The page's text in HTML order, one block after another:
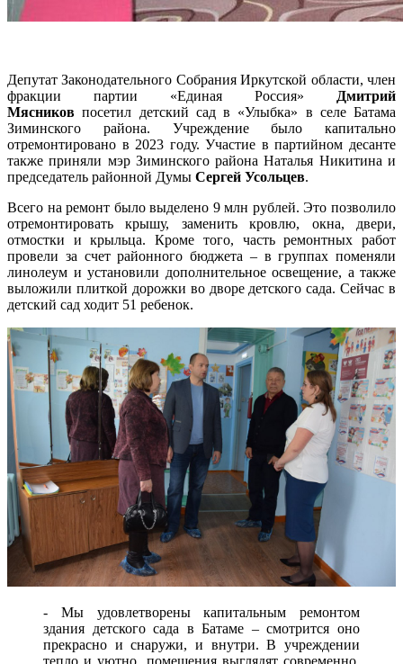
Депутат Законодательного Собрания Иркутской области, член
фракции партии «Единая Россия»
Дмитрий
Мясников посетил детский сад в «Улыбка» в селе Батама
Зиминского района. Учреждение было капитально
отремонтировано в 2023 году. Участие в партийном десанте
также приняли мэр Зиминского района Наталья Никитина и
председатель районной Думы Сергей Усольцев.
Всего на ремонт было выделено 9 млн рублей. Это позволило
отремонтировать крышу, заменить кровлю, окна, двери,
отмостки и крыльца. Кроме того, часть ремонтных работ
провели за счет районного бюджета – в группах поменяли
линолеум и установили дополнительное освещение, а также
выложили плиткой дорожки во дворе детского сада. Сейчас в
детский сад ходит 51 ребенок.
- Мы удовлетворены капитальным ремонтом
здания детского сада в Батаме – смотрится оно
прекрасно и снаружи, и внутри. В учреждении